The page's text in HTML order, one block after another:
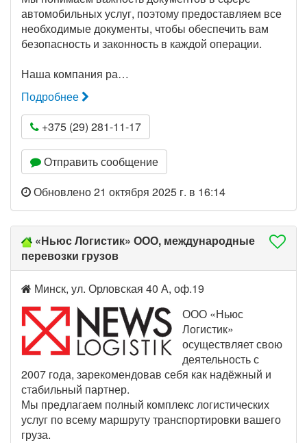
автомобильных услуг, поэтому предоставляем все
необходимые документы, чтобы обеспечить вам
безопасность и законность в каждой операции.
Наша компания ра…
Подробнее
+375 (29) 281-11-17
Отправить сообщение
Обновлено 21 октября 2025 г. в 16:14
«Ньюс Логистик» ООО, международные
перевозки грузов
Минск, ул. Орловская 40 А, оф.19
ООО «Ньюс
Логистик»
осуществляет свою
деятельность с
2007 года, зарекомендовав себя как надёжный и
стабильный партнер.
Мы предлагаем полный комплекс логистических
услуг по всему маршруту транспортировки вашего
груза.